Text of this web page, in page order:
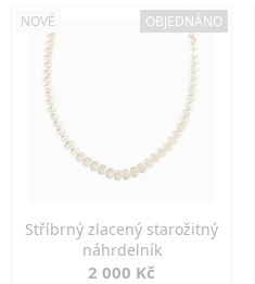
NOVÉ OBJEDNÁNO
Stříbrný zlacený starožitný
náhrdelník
2 000 Kč